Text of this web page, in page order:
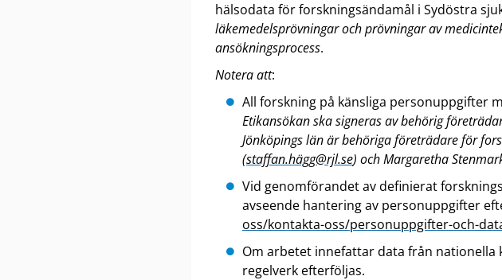
hälsodata för forskningsändamål i Sydöstra
läkemedelsprövningar och prövningar av
ansökningsprocess.
Noteraatt:
All forskning på känsliga personuppgifter
Etikansökan ska signeras av behörig
Jönköpings län är behöriga företrädare för
(staffan.hägg@rjl.se) och Margaretha
Vid genomförandet av definierat
avseende hantering av personuppgifter
oss/kontakta-oss/personuppgifter-och-
Om arbetet innefattar data från nationella
regelverk efterföljas.